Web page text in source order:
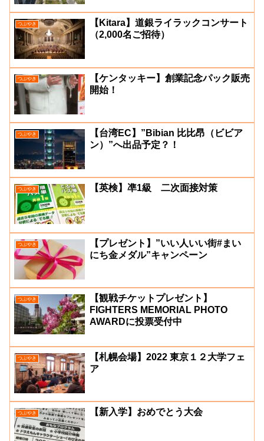
つぶやき
【Kitara】道銀ライラックコンサート
（2,000名ご招待）
つぶやき
【ケンタッキー】創業記念パック販売
開始！
つぶやき
【台湾EC】”Bibian 比比昂（ビビア
ン）”へ出品予定？！
つぶやき 【英検】凖1級 二次面接対策
つぶやき
【プレゼント】”いい人いい街#まい
にち金メダル”キャンペーン
つぶやき
【観戦チケットプレゼント】
FIGHTERS MEMORIAL PHOTO
AWARDに投票受付中
つぶやき
【札幌会場】2022 東京１２大学フェ
ア
つぶやき 【新入学】おめでとう大会